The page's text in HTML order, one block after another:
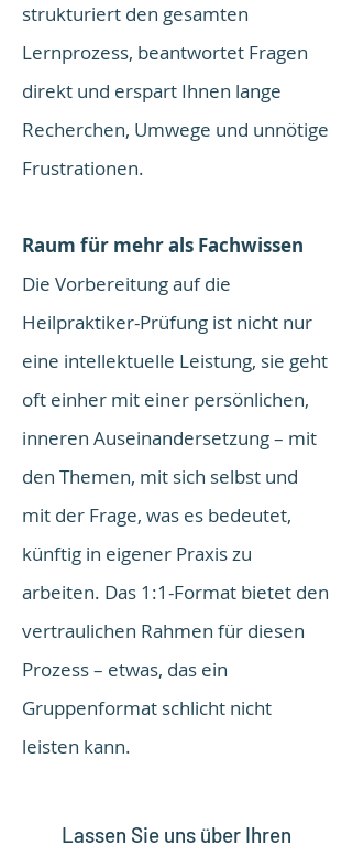
strukturiert den gesamten
Lernprozess, beantwortet Fragen
direkt und erspart Ihnen lange
Recherchen, Umwege und unnötige
Frustrationen.
Raum für mehr als Fachwissen
Die Vorbereitung auf die
Heilpraktiker-Prüfung ist nicht nur
eine intellektuelle Leistung, sie geht
oft einher mit einer persönlichen,
inneren Auseinandersetzung – mit
den Themen, mit sich selbst und
mit der Frage, was es bedeutet,
künftig in eigener Praxis zu
arbeiten. Das 1:1-Format bietet den
vertraulichen Rahmen für diesen
Prozess – etwas, das ein
Gruppenformat schlicht nicht
leisten kann.
Lassen Sie uns über Ihren